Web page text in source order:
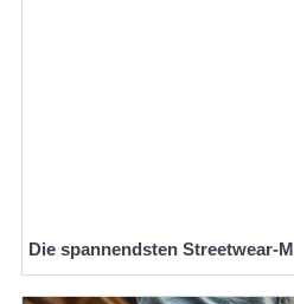
Die spannendsten Streetwear-